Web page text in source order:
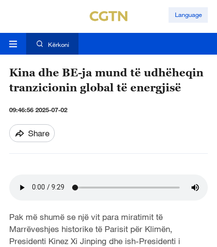
Language
Kërkoni
Kina dhe BE-ja mund të udhëheqin
tranzicionin global të energjisë
09:46:56 2025-07-02
Share
Pak më shumë se një vit para miratimit të
Marrëveshjes historike të Parisit për Klimën,
Presidenti Kinez Xi Jinping dhe ish-Presidenti i